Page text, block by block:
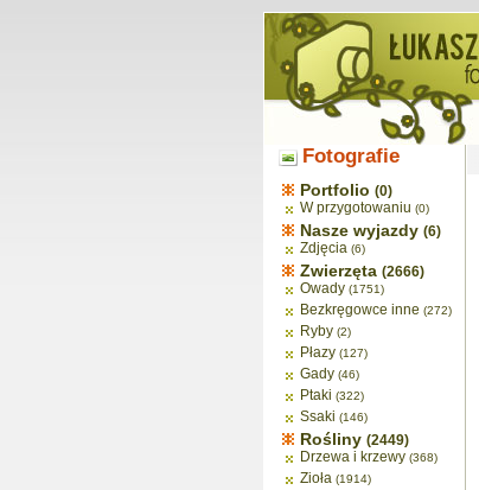
Fotografie
Portfolio (0)
W przygotowaniu (0)
Nasze wyjazdy (6)
Zdjęcia (6)
Zwierzęta (2666)
Owady (1751)
Bezkręgowce inne (272)
Ryby (2)
Płazy (127)
Gady (46)
Ptaki (322)
Ssaki (146)
Rośliny (2449)
Drzewa i krzewy (368)
Zioła (1914)